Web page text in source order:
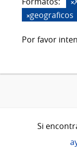
geograficos
Por favor
Si